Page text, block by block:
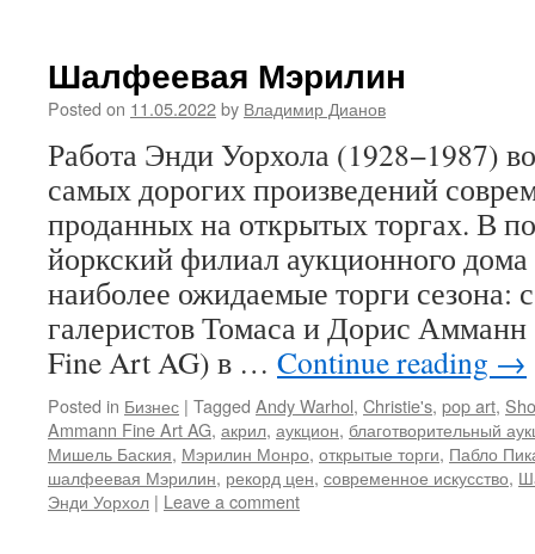
Шалфеевая Мэрилин
Posted on 11.05.2022by Владимир Дианов
Работа Энди Уорхола (1928−1987)
самых дорогих произведений
проданных на открытых торгах. В
йоркский филиал аукционного дома
наиболее ожидаемые торги сезона:
галеристов Томаса и Дорис
Fine Art AG) в … Continue reading →
Posted in Бизнес | Tagged Andy Warhol, Christie's, pop art,
Ammann Fine Art AG, акрил, аукцион, благотворительный
Мишель Баския, Мэрилин Монро, открытые торги, Пабло
шалфеевая Мэрилин, рекорд цен, современное искусство,
Энди Уорхол | Leave a comment